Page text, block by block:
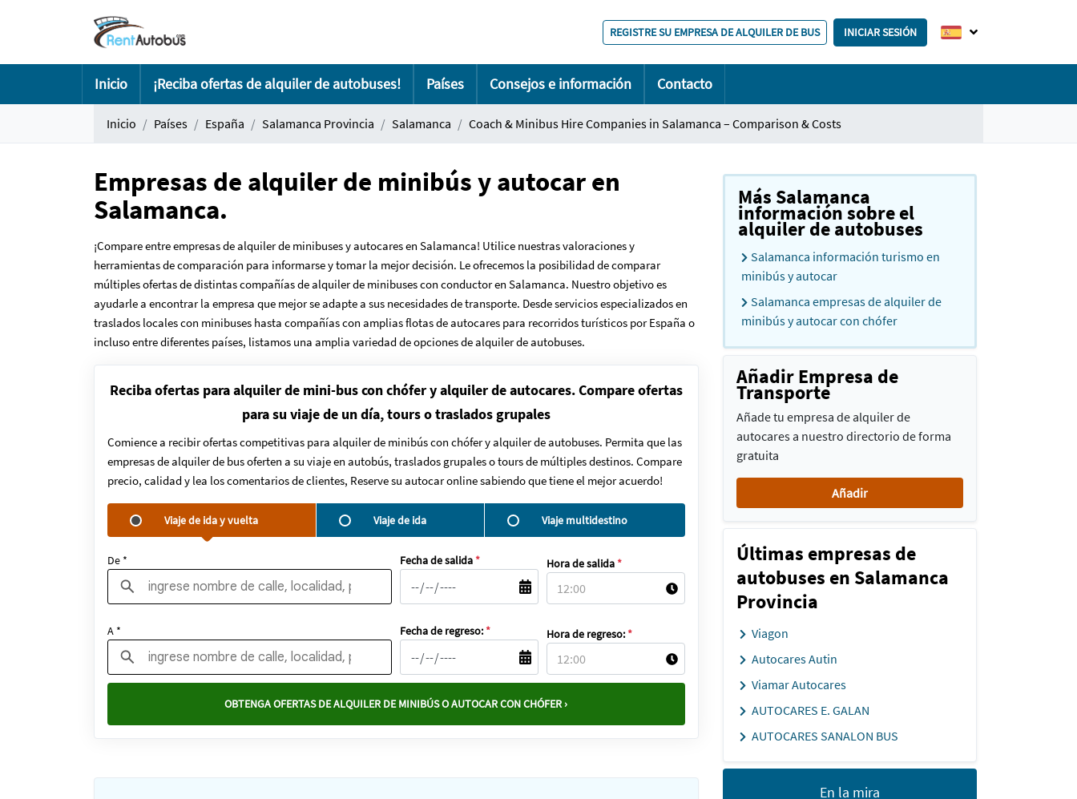
REGISTRE SU EMPRESA DE ALQUILER DE BUS INICIAR SESIÓN
Inicio ¡Reciba ofertas de alquiler de autobuses! Países Consejos e información Contacto
Inicio Países España Salamanca Provincia Salamanca Coach & Minibus Hire Companies in Salamanca – Comparison & Costs
Empresas de alquiler de minibús y autocar en
Salamanca.
¡Compare entre empresas de alquiler de minibuses y autocares en Salamanca! Utilice nuestras valoraciones y
herramientas de comparación para informarse y tomar la mejor decisión. Le ofrecemos la posibilidad de comparar
múltiples ofertas de distintas compañías de alquiler de minibuses con conductor en Salamanca. Nuestro objetivo es
ayudarle a encontrar la empresa que mejor se adapte a sus necesidades de transporte. Desde servicios especializados en
traslados locales con minibuses hasta compañías con amplias flotas de autocares para recorridos turísticos por España o
incluso entre diferentes países, listamos una amplia variedad de opciones de alquiler de autobuses.
Reciba ofertas para alquiler de mini-bus con chófer y alquiler de autocares. Compare ofertas
para su viaje de un día, tours o traslados grupales
Comience a recibir ofertas competitivas para alquiler de minibús con chófer y alquiler de autobuses. Permita que las
empresas de alquiler de bus oferten a su viaje en autobús, traslados grupales o tours de múltiples destinos. Compare
precio, calidad y lea los comentarios de clientes, Reserve su autocar online sabiendo que tiene el mejor acuerdo!
Viaje de ida y vuelta Viaje de ida Viaje multidestino
De * Fecha de salida * Hora de salida *
A * Fecha de regreso: * Hora de regreso: *
OBTENGA OFERTAS DE ALQUILER DE MINIBÚS O AUTOCAR CON CHÓFER ›
Más Salamanca
información sobre el
alquiler de autobuses
Salamanca información turismo en
minibús y autocar
Salamanca empresas de alquiler de
minibús y autocar con chófer
Añadir Empresa de
Transporte
Añade tu empresa de alquiler de
autocares a nuestro directorio de forma
gratuita
Añadir
Últimas empresas de
autobuses en Salamanca
Provincia
Viagon
Autocares Autin
Viamar Autocares
AUTOCARES E. GALAN
AUTOCARES SANALON BUS
En la mira